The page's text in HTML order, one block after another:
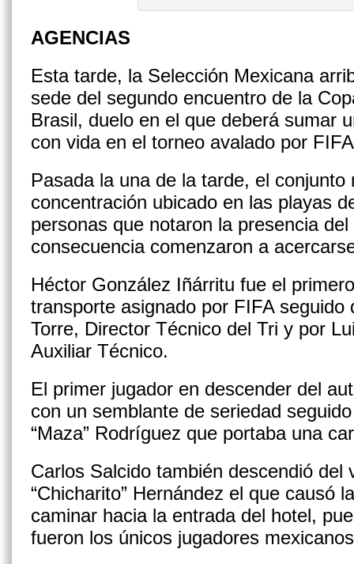
AGENCIAS
Esta tarde, la Selección Mexicana
sede del segundo encuentro de la
Brasil, duelo en el que deberá sumar
con vida en el torneo avalado por
Pasada la una de la tarde, el
concentración ubicado en las playas
personas que notaron la presencia
consecuencia comenzaron a
Héctor González Iñárritu fue el
transporte asignado por FIFA seguido
Torre, Director Técnico del Tri y por
Auxiliar Técnico.
El primer jugador en descender del
con un semblante de seriedad
“Maza” Rodríguez que portaba una
Carlos Salcido también descendió
“Chicharito” Hernández el que causó
caminar hacia la entrada del hotel,
fueron los únicos jugadores